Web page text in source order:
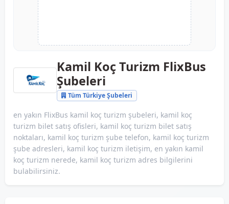
Kamil Koç Turizm FlixBus
Şubeleri
Tüm Türkiye Şubeleri
en yakın FlixBus kamil koç turizm şubeleri, kamil koç
turizm bilet satış ofisleri, kamil koç turizm bilet satış
noktaları, kamil koç turizm şube telefon, kamil koç turizm
şube adresleri, kamil koç turizm iletişim, en yakın kamil
koç turizm nerede, kamil koç turizm adres bilgilerini
bulabilirsiniz.